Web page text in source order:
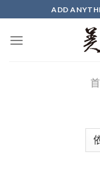
to
content
ADD